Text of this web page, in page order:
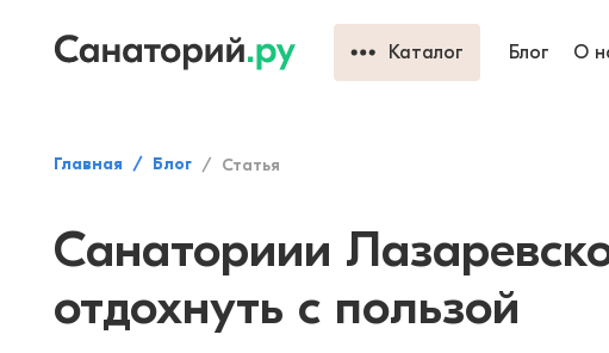
Каталог Блог О
Главная Блог Статья
Санаториии
отдохнуть с пользой